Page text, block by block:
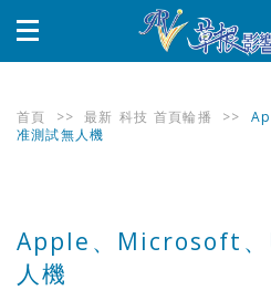
首頁 >> 最新 科技 首頁輪播 >>
准測試無人機
Apple、Microsoft、
人機